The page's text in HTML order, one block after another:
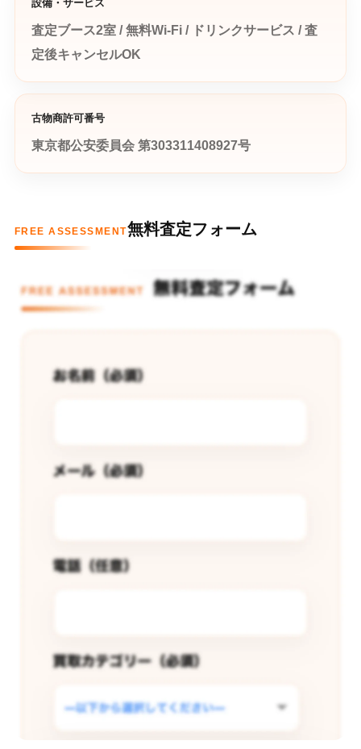
設備・サービス
査定ブース2室 / 無料Wi-Fi / ドリンクサービス / 査
定後キャンセルOK
古物商許可番号
東京都公安委員会 第303311408927号
FREE ASSESSMENT無料査定フォーム